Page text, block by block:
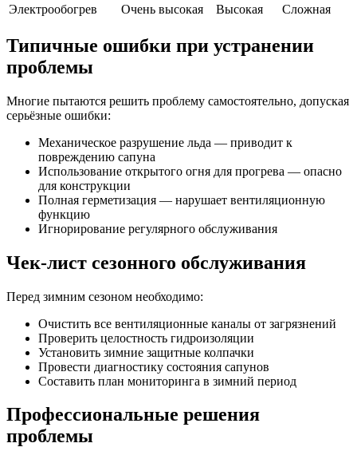
Электрообогрев
Очень высокая Высокая Сложная
Типичные ошибки при устранении
проблемы
Многие пытаются решить проблему самостоятельно, допуская
серьёзные ошибки:
Механическое разрушение льда — приводит к
повреждению сапуна
Использование открытого огня для прогрева — опасно
для конструкции
Полная герметизация — нарушает вентиляционную
функцию
Игнорирование регулярного обслуживания
Чек-лист сезонного обслуживания
Перед зимним сезоном необходимо:
Очистить все вентиляционные каналы от загрязнений
Проверить целостность гидроизоляции
Установить зимние защитные колпачки
Провести диагностику состояния сапунов
Составить план мониторинга в зимний период
Профессиональные решения
проблемы